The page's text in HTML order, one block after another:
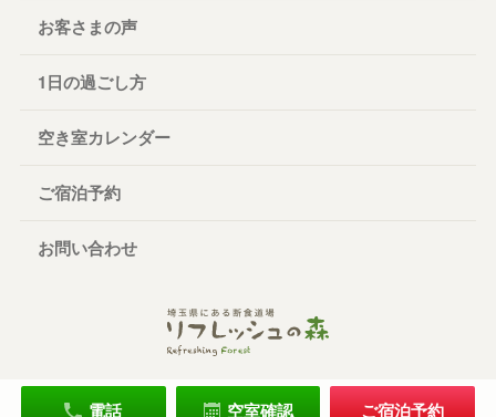
お客さまの声
1日の過ごし方
空き室カレンダー
ご宿泊予約
お問い合わせ
電話 空室確認 ご宿泊予約